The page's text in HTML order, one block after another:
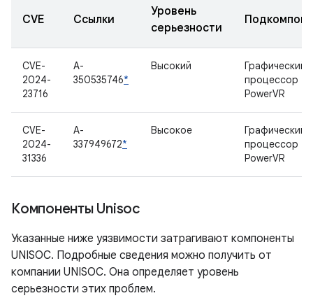
CVE Ссылки
Уровень
серьезности
CVE-
2024-
23716
A-
350535746*
Высокий
Графический
процессор
PowerVR
CVE-
2024-
31336
A-
337949672*
Высокое
Графический
процессор
PowerVR
Компоненты Unisoc
Указанные ниже уязвимости затрагивают компоненты
UNISOC. Подробные сведения можно получить от
компании UNISOC. Она определяет уровень
серьезности этих проблем.